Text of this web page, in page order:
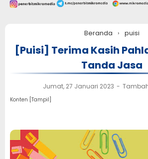
Beranda › puisi
[Puisi] Terima Kasih
Tanda Jasa
Jumat, 27 Januari 2023
Konten [Tampil]